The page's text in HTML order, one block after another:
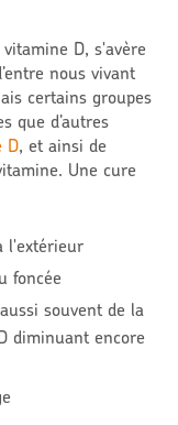
D, s'avère
nous vivant
certains groupes
que d’autres
D, et ainsi de
Une cure
l'extérieur
foncée
souvent de la
diminuant encore